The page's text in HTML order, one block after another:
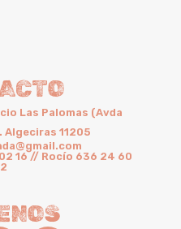
Las Palomas (Avda
Algeciras 11205
16 // Rocío 636 24 60